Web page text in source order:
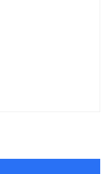
dispositions de l'article
d'emploi